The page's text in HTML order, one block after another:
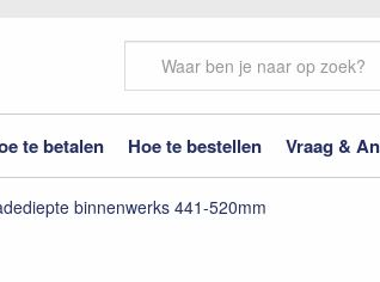
te betalen Hoe te bestellen Vraag &
binnenwerks 441-520mm